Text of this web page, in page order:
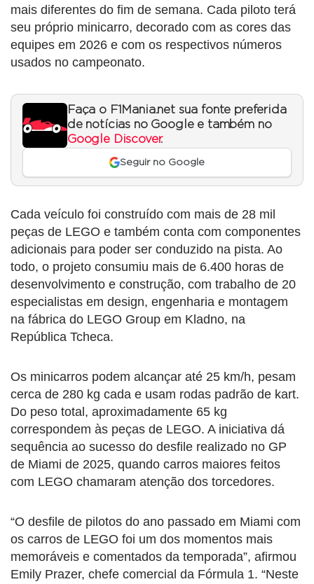
mais diferentes do fim de semana. Cada piloto terá
seu próprio minicarro, decorado com as cores das
equipes em 2026 e com os respectivos números
usados no campeonato.
Faça o F1Mania.net sua fonte preferida
de notícias no Google e também no
Google Discover.
Seguir no Google
Cada veículo foi construído com mais de 28 mil
peças de LEGO e também conta com componentes
adicionais para poder ser conduzido na pista. Ao
todo, o projeto consumiu mais de 6.400 horas de
desenvolvimento e construção, com trabalho de 20
especialistas em design, engenharia e montagem
na fábrica do LEGO Group em Kladno, na
República Tcheca.
Os minicarros podem alcançar até 25 km/h, pesam
cerca de 280 kg cada e usam rodas padrão de kart.
Do peso total, aproximadamente 65 kg
correspondem às peças de LEGO. A iniciativa dá
sequência ao sucesso do desfile realizado no GP
de Miami de 2025, quando carros maiores feitos
com LEGO chamaram atenção dos torcedores.
“O desfile de pilotos do ano passado em Miami com
os carros de LEGO foi um dos momentos mais
memoráveis e comentados da temporada”, afirmou
Emily Prazer, chefe comercial da Fórmula 1. “Neste